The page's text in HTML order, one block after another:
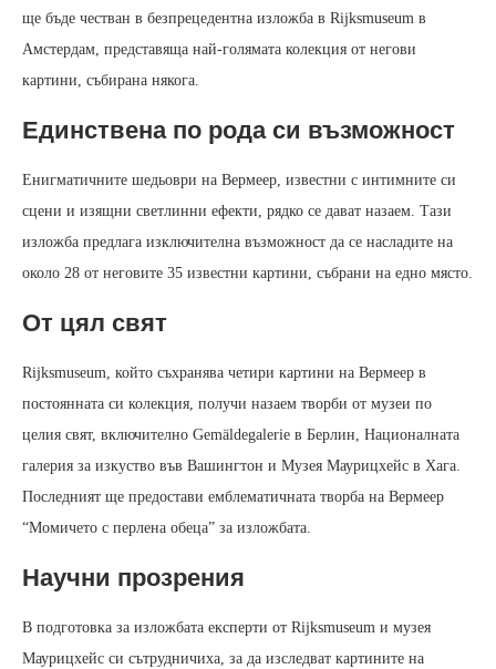
ще бъде честван в безпрецедентна изложба в Rijksmuseum в
Амстердам, представяща най-голямата колекция от негови
картини, събирана някога.
Единствена по рода си възможност
Енигматичните шедьоври на Вермеер, известни с интимните си
сцени и изящни светлинни ефекти, рядко се дават назаем. Тази
изложба предлага изключителна възможност да се насладите на
около 28 от неговите 35 известни картини, събрани на едно място.
От цял свят
Rijksmuseum, който съхранява четири картини на Вермеер в
постоянната си колекция, получи назаем творби от музеи по
целия свят, включително Gemäldegalerie в Берлин, Националната
галерия за изкуство във Вашингтон и Музея Маурицхейс в Хага.
Последният ще предостави емблематичната творба на Вермеер
“Момичето с перлена обеца” за изложбата.
Научни прозрения
В подготовка за изложбата експерти от Rijksmuseum и музея
Маурицхейс си сътрудничиха, за да изследват картините на